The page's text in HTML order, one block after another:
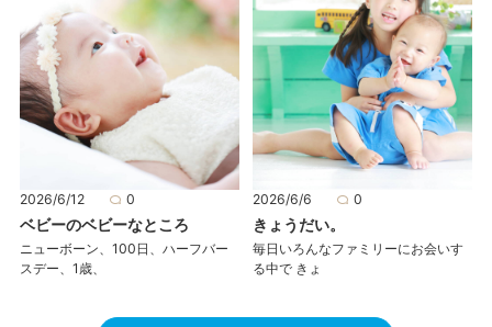
2026/6/12 0
ベビーのベビーなところ
ニューボーン、100日、ハーフバー
スデー、1歳、
2026/6/6 0
きょうだい。
毎日いろんなファミリーにお会いす
る中で きょ